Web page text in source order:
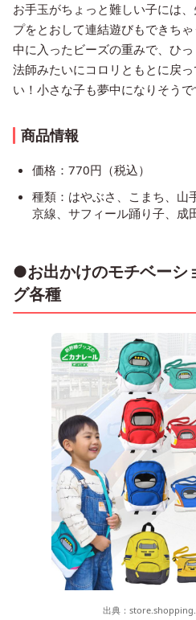
お手玉がちょっと難しい子には
プをとおして連結遊びもできちゃ
中に入ったビーズの重みで、ひ
法師みたいにコロリともとに戻
い！小さな子も夢中になりそうで
商品情報
価格：770円（税込）
種類：はやぶさ、こまち、山
京線、サフィール踊り子、成
●お出かけのモチベーシ
グ各種
出典：